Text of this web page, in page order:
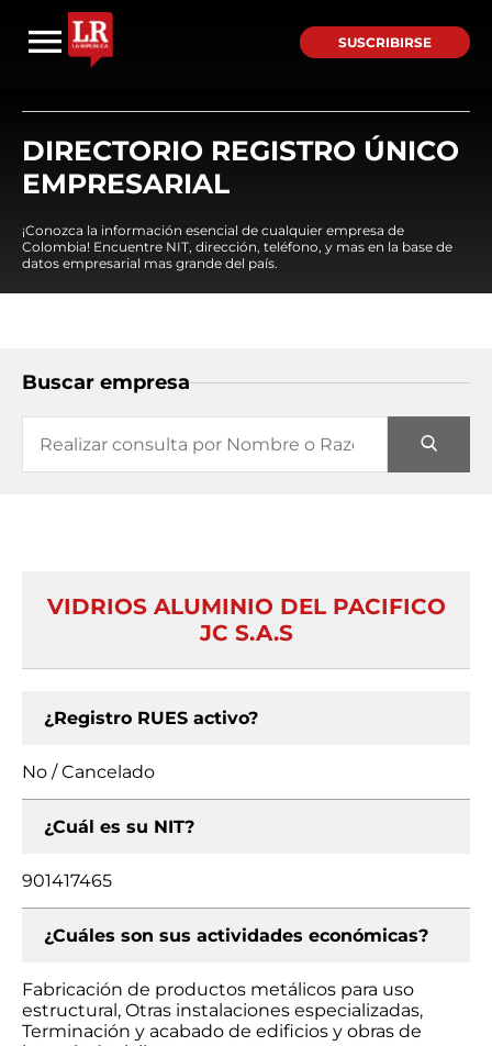
SUSCRIBIRSE
DIRECTORIO REGISTRO ÚNICO
EMPRESARIAL
¡Conozca la información esencial de cualquier empresa de
Colombia! Encuentre NIT, dirección, teléfono, y mas en la base de
datos empresarial mas grande del país.
Buscar empresa
VIDRIOS ALUMINIO DEL PACIFICO
JC S.A.S
¿Registro RUES activo?
No / Cancelado
¿Cuál es su NIT?
901417465
¿Cuáles son sus actividades económicas?
Fabricación de productos metálicos para uso
estructural, Otras instalaciones especializadas,
Terminación y acabado de edificios y obras de